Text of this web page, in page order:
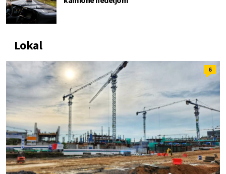
Lokal
6